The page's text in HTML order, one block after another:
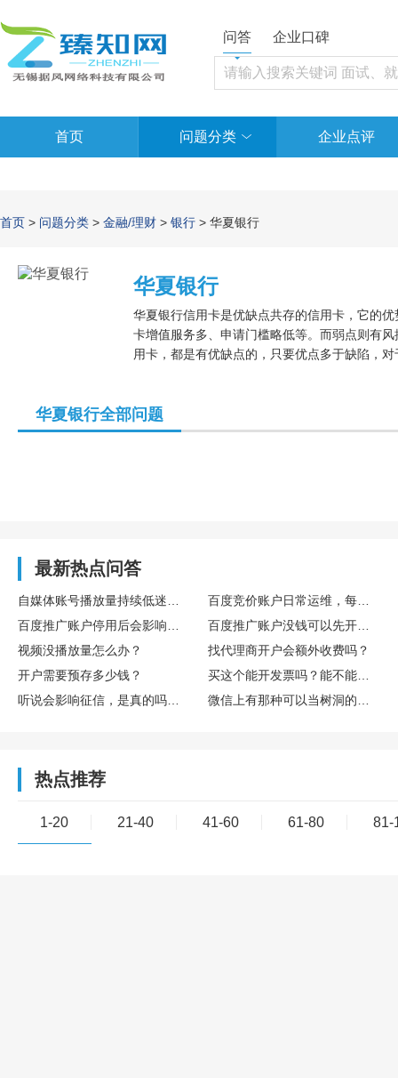
问答 企业口碑
首页 问题分类 企业点评
首页 > 问题分类 > 金融/理财 > 银行 > 华夏银行
华夏银行
华夏银行信用卡是优缺点共存的信用卡，它的
卡增值服务多、申请门槛略低等。而弱点则有
用卡，都是有优缺点的，只要优点多于缺陷，
华夏银行全部问题
最新热点问答
视频没播放量怎么办？
找代理商开户会额外收费吗？
开户需要预存多少钱？
热点推荐
1-20 21-40 41-60 61-80 81-